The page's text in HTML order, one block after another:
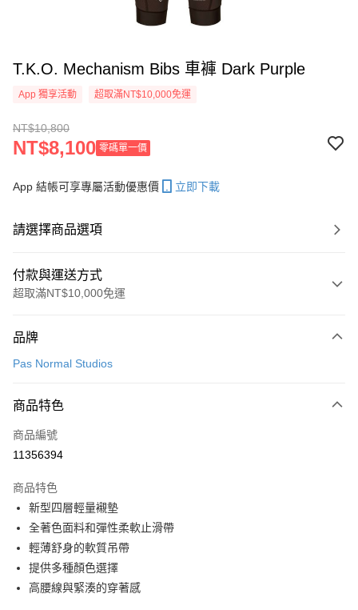
T.K.O. Mechanism Bibs 車褲 Dark Purple
App 獨享活動 超取滿NT$10,000免運
NT$10,800
NT$8,100 零碼單一價
App 結帳可享專屬活動優惠價 立即下載
請選擇商品選項
付款與運送方式
超取滿NT$10,000免運
信用卡一次付款
LINE Pay
Apple Pay
運送方式
全家店到店
每筆NT$80，滿NT$10,000(含以上)免運費
付款後全家取貨
品牌
Pas Normal Studios
商品特色
商品編號
11356394
商品特色
新型四層輕量襯墊
全著色面料和彈性柔軟止滑帶
輕薄舒身的軟質吊帶
提供多種顏色選擇
高腰線與緊湊的穿著感